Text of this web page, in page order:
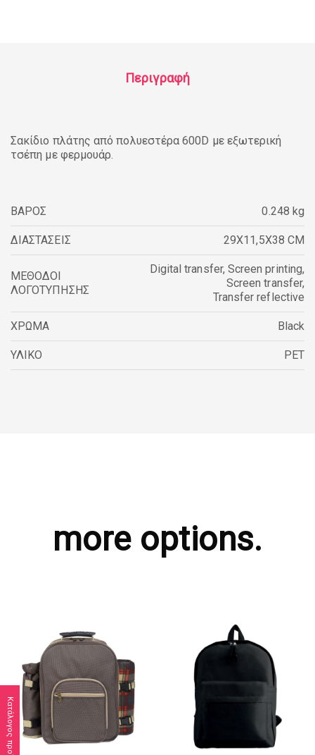
Περιγραφή
Σακίδιο πλάτης από πολυεστέρα 600D με εξωτερική
τσέπη με φερμουάρ.
ΒΑΡΟΣ 0.248 kg
ΔΙΑΣΤΑΣΕΙΣ 29X11,5X38 CM
ΜΕΘΟΔΟΙ
ΛΟΓΟΤΥΠΗΣΗΣ
Digital transfer, Screen printing,
Screen transfer,
Transfer reflective
ΧΡΩΜΑ Black
ΥΛΙΚΟ PET
more options.